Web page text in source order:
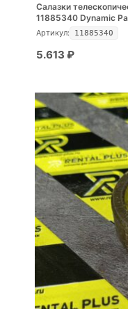
Салазки
11885340 Dynamic
Артикул: 11885340
5.613 ₽